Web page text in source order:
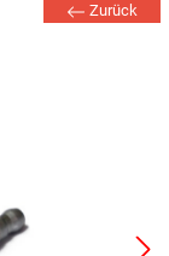
Zurück